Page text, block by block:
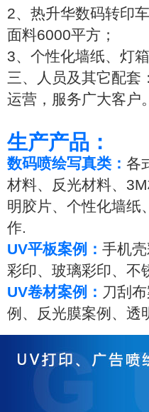
2、热升华数码转印
面料6000平方；
3、个性化墙纸、灯
三、人员及其它配套
运营，服务广大客户。
生产产品：
数码喷绘写真类： 各
材料、反光材料、
明胶片、个性化墙纸
作.
UV平板案例： 手机
彩印、玻璃彩印、不
UV卷材案例： 刀刮
例、反光膜案例、透